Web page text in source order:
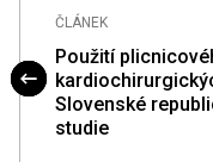
ČLÁNEK
Použití
Slovenské
studie